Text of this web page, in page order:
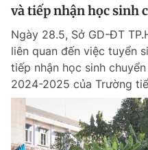
Chuyên mục khác
Chào ngày mới
Tin thị trường
Đổi mật khẩu
Tin đã lưu
Tin đã xem
Đăng xuất
và tiếp nhận học sinh
Ngày 28.5, Sở GD-ĐT
liên quan đến việc tuyển
tiếp nhận học sinh
2024-2025 của Trường